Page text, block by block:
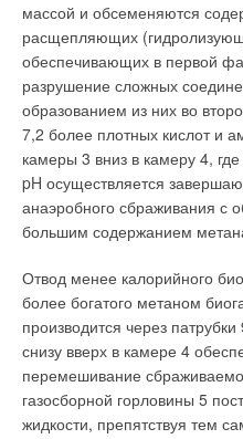
массой и обсеменяются
расщепляющих
обеспечивающих в первой
разрушение сложных
образованием из них во
7,2 более плотных кислот и
камеры 3 вниз в камеру 4,
pH осуществляется
анаэробного сбраживания с
большим содержанием
Отвод менее калорийного
более богатого метаном
производится через
снизу вверх в камере 4
перемешивание
газосборной горловины 5
жидкости, препятствуя тем